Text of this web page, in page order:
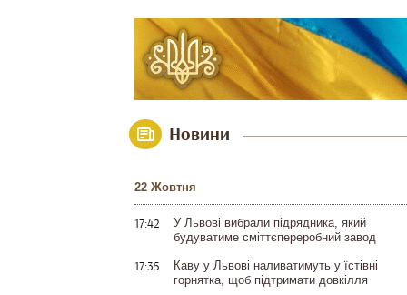
Новини
22 Жовтня
17:42
У Львові вибрали підрядника, який
будуватиме сміттєпереробний завод
17:35
Каву у Львові наливатимуть у їстівні
горнятка, щоб підтримати довкілля